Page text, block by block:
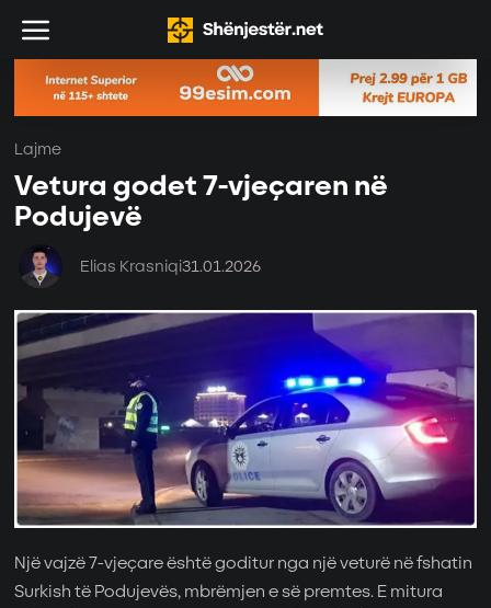
Lajme
Vetura godet 7-vjeçaren në
Podujevë
Elias Krasniqi31.01.2026
Një vajzë 7-vjeçare është goditur nga një veturë në fshatin
Surkish të Podujevës, mbrëmjen e së premtes. E mitura